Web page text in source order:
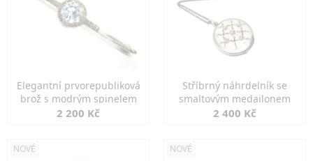
Elegantní prvorepubliková
brož s modrým spinelem
2 200 Kč
Stříbrný náhrdelník se
smaltovým medailonem
2 400 Kč
NOVÉ NOVÉ